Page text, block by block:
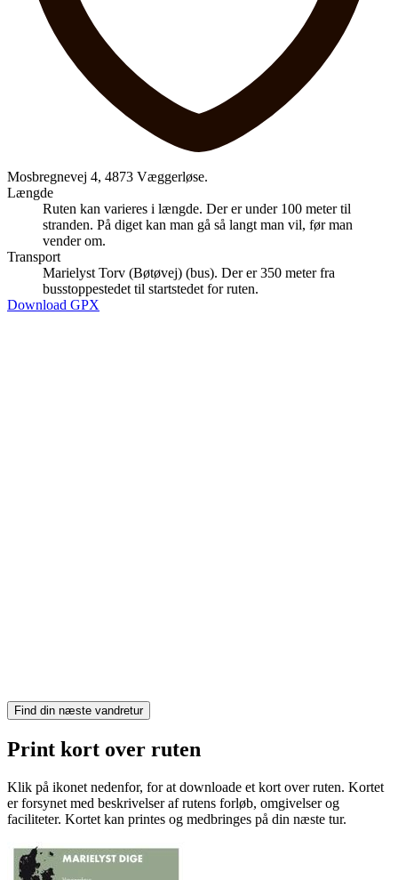
Mosbregnevej 4, 4873 Væggerløse.
Længde
Ruten kan varieres i længde. Der er under 100 meter til
stranden. På diget kan man gå så langt man vil, før man
vender om.
Transport
Marielyst Torv (Bøtøvej) (bus). Der er 350 meter fra
busstoppestedet til startstedet for ruten.
Download GPX
Find din næste vandretur
Print kort over ruten
Klik på ikonet nedenfor, for at downloade et kort over ruten. Kortet
er forsynet med beskrivelser af rutens forløb, omgivelser og
faciliteter. Kortet kan printes og medbringes på din næste tur.